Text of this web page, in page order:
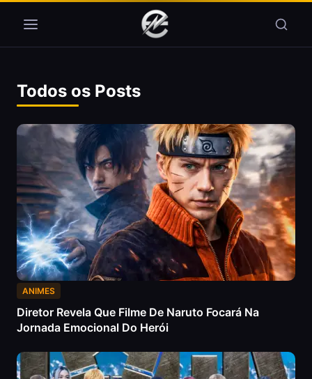
Todos os Posts
ANIMES
Diretor Revela Que Filme De Naruto Focará Na
Jornada Emocional Do Herói